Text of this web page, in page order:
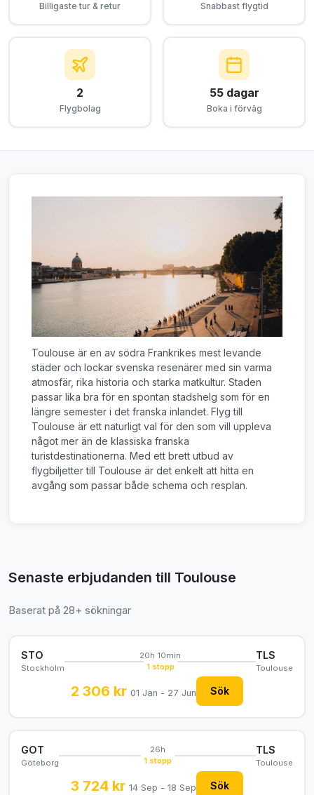
Billigaste tur & retur Snabbast flygtid
2
Flygbolag
55 dagar
Boka i förväg
Toulouse är en av södra Frankrikes mest levande
städer och lockar svenska resenärer med sin varma
atmosfär, rika historia och starka matkultur. Staden
passar lika bra för en spontan stadshelg som för en
längre semester i det franska inlandet. Flyg till
Toulouse är ett naturligt val för den som vill uppleva
något mer än de klassiska franska
turistdestinationerna. Med ett brett utbud av
flygbiljetter till Toulouse är det enkelt att hitta en
avgång som passar både schema och resplan.
Senaste erbjudanden till Toulouse
Baserat på 28+ sökningar
STO
Stockholm
20h 10min
1 stopp
TLS
Toulouse
2 306 kr 01 Jan - 27 Jun Sök
GOT
Göteborg
26h
1 stopp
TLS
Toulouse
3 724 kr 14 Sep - 18 Sep Sök